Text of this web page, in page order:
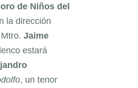
de Niños del
la dirección
Jaime
estará
, un tenor